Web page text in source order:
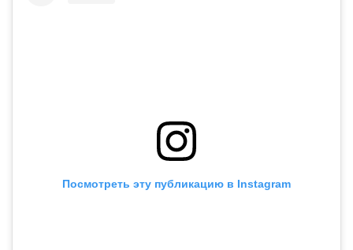
Посмотреть эту публикацию в Instagram